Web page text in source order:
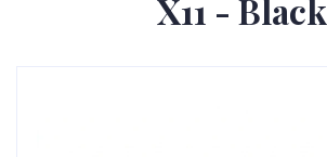
X11 - Black